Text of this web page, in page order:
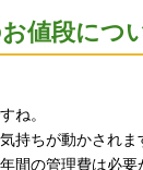
値段につ
ね。
持ちが動かされま
間の管理費は必要